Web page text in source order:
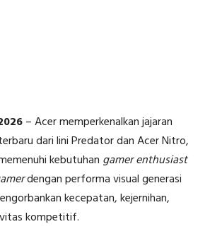
– Acer memperkenalkan jajaran
dari lini Predator dan Acer Nitro,
kebutuhan gamer enthusiast
dengan performa visual generasi
kecepatan, kejernihan,
kompetitif.